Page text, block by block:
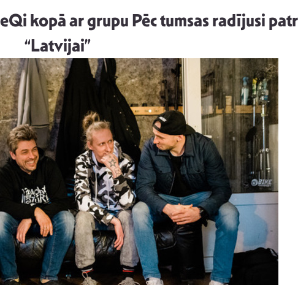
kopā ar grupu Pēc tumsas radījusi
“Latvijai”